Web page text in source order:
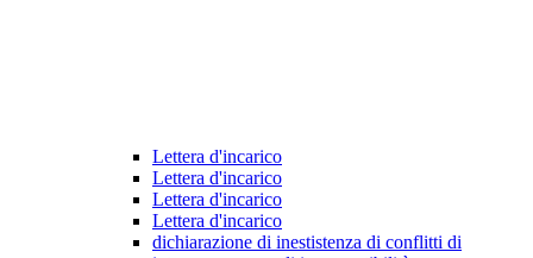
Lettera d'incarico
Lettera d'incarico
Lettera d'incarico
Lettera d'incarico
dichiarazione di inestistenza di conflitti di